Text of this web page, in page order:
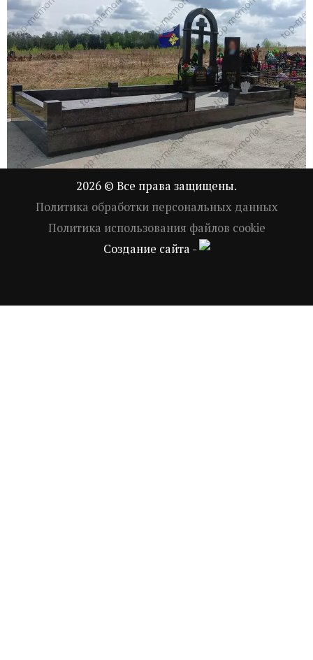
2026 © Все права защищены.
Политика обработки персональных данных
Политика использования файлов cookie
Создание сайта -